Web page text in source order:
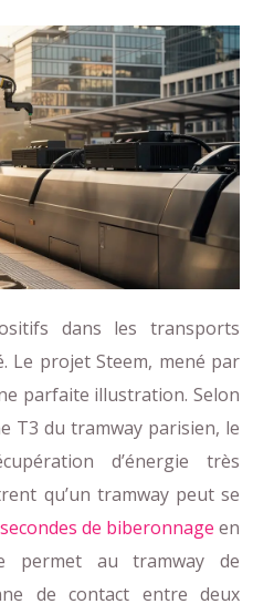
dans les transports
Le projet Steem, mené par
parfaite illustration. Selon
T3 du tramway parisien, le
d’énergie très
qu’un tramway peut se
de biberonnage en
permet au tramway de
de contact entre deux